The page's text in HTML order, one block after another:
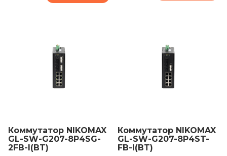
Коммутатор NIKOMAX
GL-SW-G207-8P4SG-
2FB-I(BT)
Коммутатор NIKOMAX
GL-SW-G207-8P4ST-
FB-I(BT)